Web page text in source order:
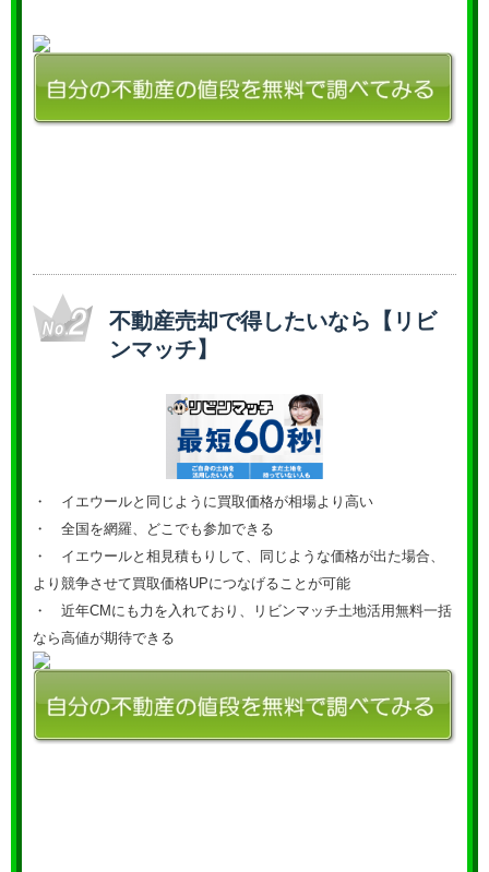
不動産売却で得したいなら【リビ
ンマッチ】
・ イエウールと同じように買取価格が相場より高い
・ 全国を網羅、どこでも参加できる
・ イエウールと相見積もりして、同じような価格が出た場合、
より競争させて買取価格UPにつなげることが可能
・ 近年CMにも力を入れており、リビンマッチ土地活用無料一括
なら高値が期待できる